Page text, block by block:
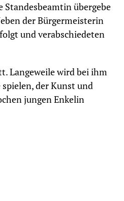
übergebe
der Bürgermeisterin
und verabschiedeten
Langeweile wird bei ihm
der Kunst und
jungen Enkelin